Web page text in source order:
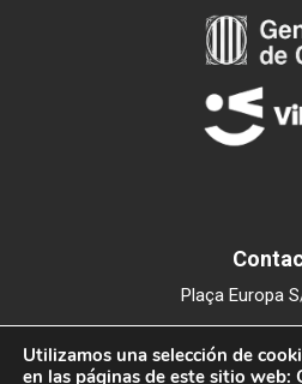
Plaça Europa
08840
Utilizamos una selección de
en las páginas de este sitio web: